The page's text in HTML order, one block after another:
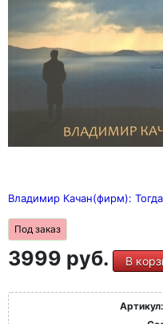
Владимир Качан(фирм):
Под заказ
3999 руб. В
Артикул: